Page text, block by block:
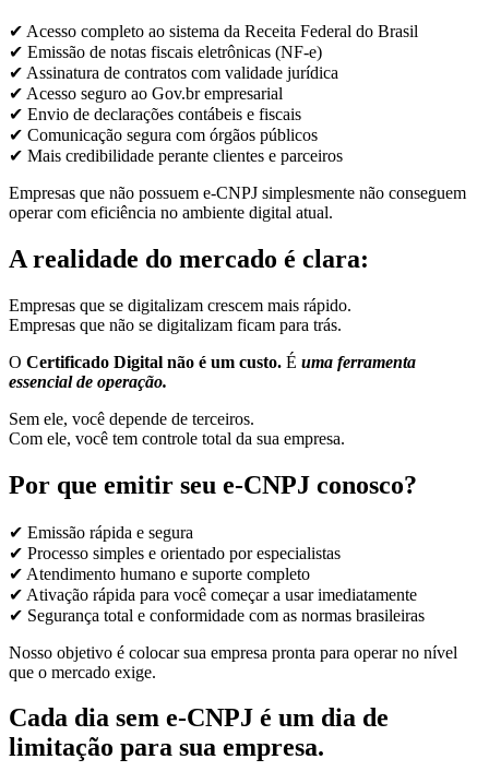
✔ Acesso completo ao sistema da Receita Federal do Brasil
✔ Emissão de notas fiscais eletrônicas (NF-e)
✔ Assinatura de contratos com validade jurídica
✔ Acesso seguro ao Gov.br empresarial
✔ Envio de declarações contábeis e fiscais
✔ Comunicação segura com órgãos públicos
✔ Mais credibilidade perante clientes e parceiros
Empresas que não possuem e-CNPJ simplesmente não conseguem
operar com eficiência no ambiente digital atual.
A realidade do mercado é clara:
Empresas que se digitalizam crescem mais rápido.
Empresas que não se digitalizam ficam para trás.
O Certificado Digital não é um custo. É uma ferramenta
essencial de operação.
Sem ele, você depende de terceiros.
Com ele, você tem controle total da sua empresa.
Por que emitir seu e-CNPJ conosco?
✔ Emissão rápida e segura
✔ Processo simples e orientado por especialistas
✔ Atendimento humano e suporte completo
✔ Ativação rápida para você começar a usar imediatamente
✔ Segurança total e conformidade com as normas brasileiras
Nosso objetivo é colocar sua empresa pronta para operar no nível
que o mercado exige.
Cada dia sem e-CNPJ é um dia de
limitação para sua empresa.